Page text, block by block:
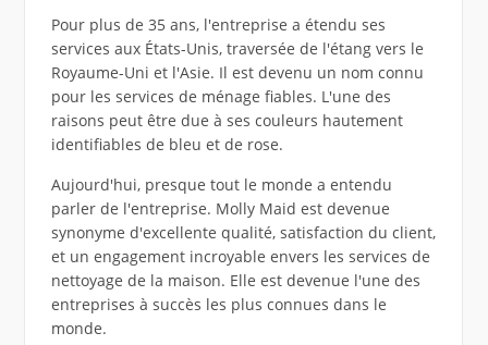
Pour plus de 35 ans, l'entreprise a étendu ses
services aux États-Unis, traversée de l'étang vers le
Royaume-Uni et l'Asie. Il est devenu un nom connu
pour les services de ménage fiables. L'une des
raisons peut être due à ses couleurs hautement
identifiables de bleu et de rose.
Aujourd'hui, presque tout le monde a entendu
parler de l'entreprise. Molly Maid est devenue
synonyme d'excellente qualité, satisfaction du client,
et un engagement incroyable envers les services de
nettoyage de la maison. Elle est devenue l'une des
entreprises à succès les plus connues dans le
monde.